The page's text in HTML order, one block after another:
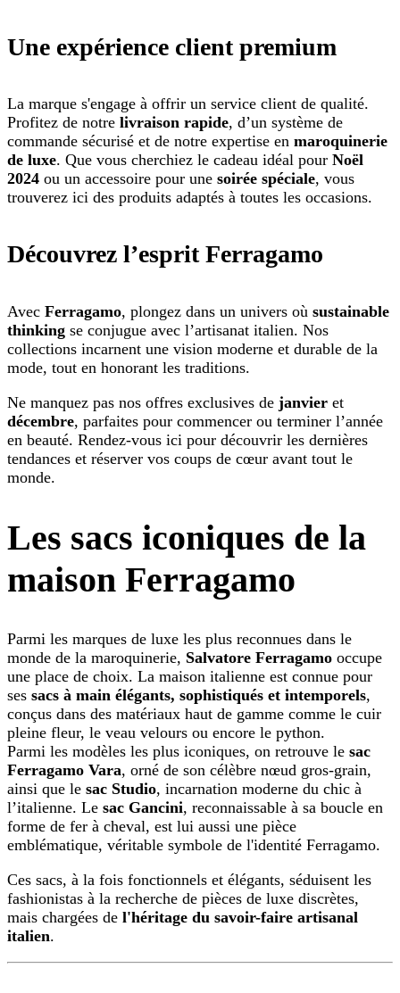
Une expérience client premium
La marque s'engage à offrir un service client de qualité.
Profitez de notre livraison rapide, d’un système de
commande sécurisé et de notre expertise en maroquinerie
de luxe. Que vous cherchiez le cadeau idéal pour Noël
2024 ou un accessoire pour une soirée spéciale, vous
trouverez ici des produits adaptés à toutes les occasions.
Découvrez l’esprit Ferragamo
Avec Ferragamo, plongez dans un univers où sustainable
thinking se conjugue avec l’artisanat italien. Nos
collections incarnent une vision moderne et durable de la
mode, tout en honorant les traditions.
Ne manquez pas nos offres exclusives de janvier et
décembre, parfaites pour commencer ou terminer l’année
en beauté. Rendez-vous ici pour découvrir les dernières
tendances et réserver vos coups de cœur avant tout le
monde.
Les sacs iconiques de la
maison Ferragamo
Parmi les marques de luxe les plus reconnues dans le
monde de la maroquinerie, Salvatore Ferragamo occupe
une place de choix. La maison italienne est connue pour
ses sacs à main élégants, sophistiqués et intemporels,
conçus dans des matériaux haut de gamme comme le cuir
pleine fleur, le veau velours ou encore le python.
Parmi les modèles les plus iconiques, on retrouve le sac
Ferragamo Vara, orné de son célèbre nœud gros-grain,
ainsi que le sac Studio, incarnation moderne du chic à
l’italienne. Le sac Gancini, reconnaissable à sa boucle en
forme de fer à cheval, est lui aussi une pièce
emblématique, véritable symbole de l'identité Ferragamo.
Ces sacs, à la fois fonctionnels et élégants, séduisent les
fashionistas à la recherche de pièces de luxe discrètes,
mais chargées de l'héritage du savoir-faire artisanal
italien.